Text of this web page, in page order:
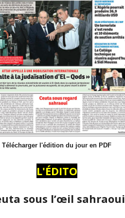
Télécharger l'édition du jour en PDF
L'ÉDITO
sous l’œil sahraoui